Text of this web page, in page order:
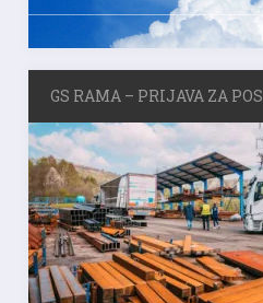
GS RAMA – PRIJAVA ZA